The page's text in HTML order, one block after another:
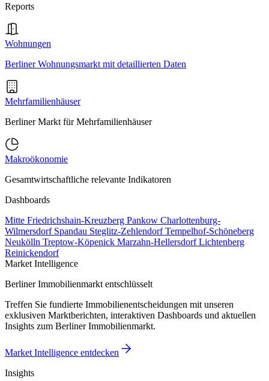
Reports
Wohnungen
Berliner Wohnungsmarkt mit detaillierten Daten
Mehrfamilienhäuser
Berliner Markt für Mehrfamilienhäuser
Makroökonomie
Gesamtwirtschaftliche relevante Indikatoren
Dashboards
Mitte Friedrichshain-Kreuzberg Pankow Charlottenburg-
Wilmersdorf Spandau Steglitz-ZehlendorfTempelhof-Schöneberg
Neukölln Treptow-Köpenick Marzahn-HellersdorfLichtenberg
Reinickendorf
Market Intelligence
Berliner Immobilienmarkt entschlüsselt
Treffen Sie fundierte Immobilienentscheidungen mit unseren
exklusiven Marktberichten, interaktiven Dashboards und aktuellen
Insights zum Berliner Immobilienmarkt.
Market Intelligence entdecken
Insights